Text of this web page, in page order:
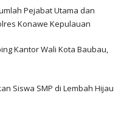
Pejabat Utama dan
Konawe Kepulauan
Kantor Wali Kota Baubau,
Siswa SMP di Lembah Hijau